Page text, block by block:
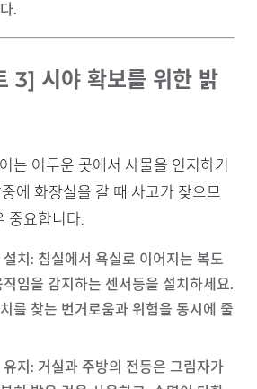
.
3] 시야 확보를 위한 밝
는 어두운 곳에서 사물을 인지하기
에 화장실을 갈 때 사고가 잦으므
중요합니다.
치 : 침실에서 욕실로 이어지는 복도
임을 감지하는 센서등을 설치하세요.
를 찾는 번거로움과 위험을 동시에 줄
지 : 거실과 주방의 전등은 그림자가